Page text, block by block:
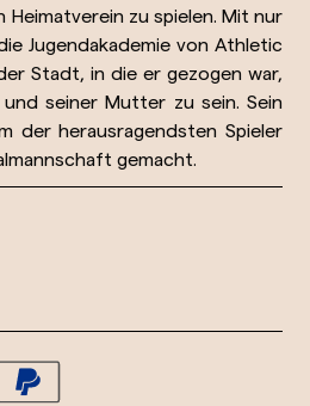
Heimatverein zu spielen. Mit nur
Jugendakademie von Athletic
Stadt, in die er gezogen war,
seiner Mutter zu sein. Sein
der herausragendsten Spieler
gemacht.